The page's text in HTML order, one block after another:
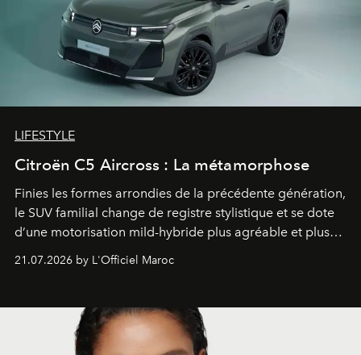
LIFESTYLE
Citroën C5 Aircross : La métamorphose
Finies les formes arrondies de la précédente génération,
le SUV familial change de registre stylistique et se dote
d’une motorisation mild-hybride plus agréable et plus
gagné en maturité.
21.07.2026 by L'Officiel Maroc